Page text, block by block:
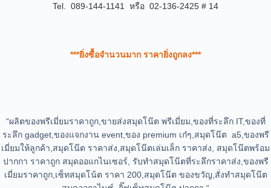
Tel. 089-144-1141 หรือ 02-136-2425 # 14
***ยิ่งซื้อจำนวนมาก ราคายิ่งถูกลง***
“ผลิตของพรีเมี่ยมราคาถูก,ขายส่งสมุดโน๊ต พรีเมี่ยม,ของที่ระลึก IT,ของที่
ระลึก gadget,ของแจกงาน event,ของ premium เก๋ๆ,สมุดโน๊ต a5,ของพรี
เมี่ยมให้ลูกค้า,สมุดโน๊ต ราคาส่ง,สมุดโน๊ตเล่มเล็ก ราคาส่ง, สมุดโน๊ตพร้อม
ปากกา ราคาถูก สมุดออแกไนเซอร์, รับทำสมุดโน๊ตที่ระลึกราคาส่ง,ของพรี
เมี่ยมราคาถูก,เซ็ทสมุดโน้ต ราคา 200,สมุดโน๊ต ของขวัญ,สั่งทำสมุดโน๊ต